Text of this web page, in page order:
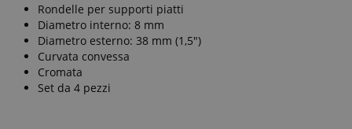
Rondelle per supporti piatti
Diametro interno: 8 mm
Diametro esterno: 38 mm (1,5")
Curvata convessa
Cromata
Set da 4 pezzi